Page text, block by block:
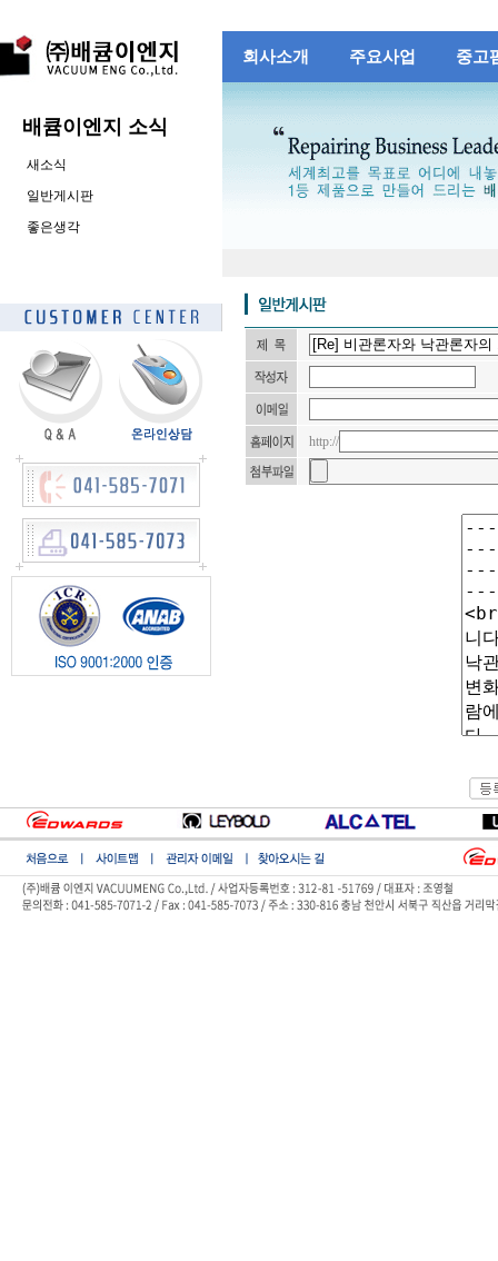
회사소개 주요사업 중고
배큠이엔지 소식
새소식
일반게시판
좋은생각
http://